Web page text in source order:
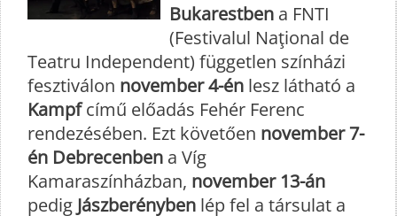
Bukarestben a FNTI
(Festivalul Naţional de
Teatru Independent) független színházi
fesztiválon november 4-én lesz látható a
Kampfcímű előadás Fehér Ferenc
rendezésében. Ezt követően november 7-
én Debrecenben a Víg
Kamaraszínházban, november 13-án
pedig Jászberényben lép fel a társulat a